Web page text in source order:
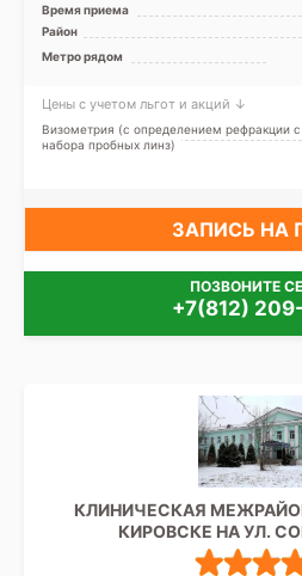
Время приема
Район
Метро рядом
Цены с учетом льгот и акций ↓
Визометрия (с определением рефракции
набора пробных линз)
ЗАПИСЬ НА
ПОЗВОНИТЕ
+7(812)
КЛИНИЧЕСКАЯ
КИРОВСКЕ НА УЛ.